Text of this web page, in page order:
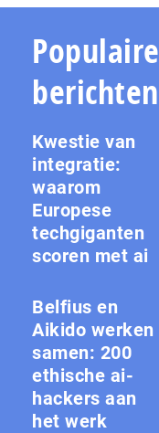
Populaire
berichten
Kwestie van
integratie:
waarom
Europese
techgiganten
scoren met ai
Belfius en
Aikido werken
samen: 200
ethische ai-
hackers aan
het werk